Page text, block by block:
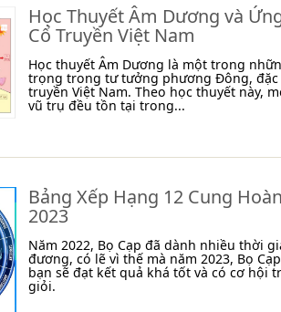
Học Thuyết Âm Dương và
Cổ Truyền Việt Nam
Học thuyết Âm Dương là một trong
trọng trong tư tưởng phương Đông, đặc
truyền Việt Nam. Theo học thuyết này,
vũ trụ đều tồn tại trong...
Bảng Xếp Hạng 12 Cung
2023
Năm 2022, Bọ Cạp đã dành nhiều thời
đương, có lẽ vì thế mà năm 2023, Bọ
bạn sẽ đạt kết quả khá tốt và có cơ hội
giỏi.